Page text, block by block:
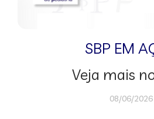
SBP EM
Veja mais
08/06/2026